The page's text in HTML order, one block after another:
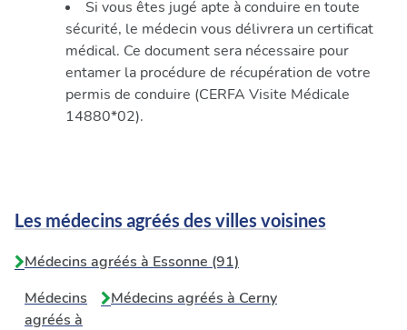
Si vous êtes jugé apte à conduire en toute
sécurité, le médecin vous délivrera un certificat
médical. Ce document sera nécessaire pour
entamer la procédure de récupération de votre
permis de conduire (CERFA Visite Médicale
14880*02).
Les médecins agréés des villes voisines
Médecins agréés à Essonne (91)
Médecins
agréés à
Médecins agréés à Cerny